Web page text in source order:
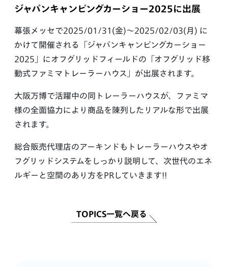
ジャパンキャンピングカーショー2025に出展
幕張メッセで2025/01/31(金)〜2025/02/03(月) に
かけて開催される「ジャパンキャンピングカーショー
2025」にオフグリッドフィールドの「オフグリッド移
動式ファミマトレーラーハウス」が出展されます。
大阪万博で活躍中の同トレーラーハウスが、ファミマ
様の全面協力により商品を陳列したリアルな形で出展
されます。
総合販売代理店のアーキンドもトレーラーハウスやオ
フグリッドシステムをしっかり説明して、次世代のエネ
ルギーと空間のあり方をPRしていきます!!
TOPICS一覧へ戻る